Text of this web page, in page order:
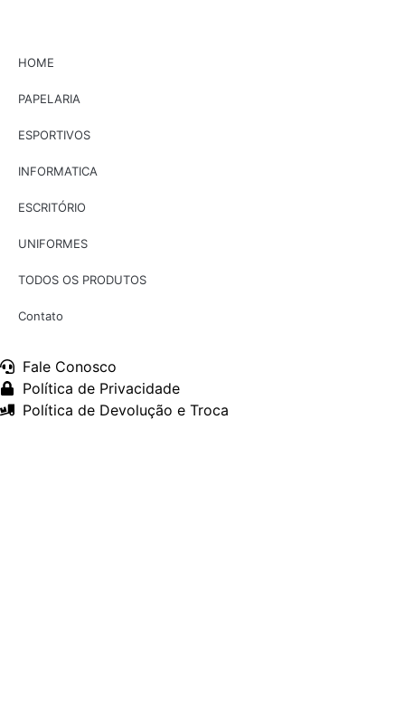
HOME
PAPELARIA
ESPORTIVOS
INFORMATICA
ESCRITÓRIO
UNIFORMES
TODOS OS PRODUTOS
Contato
Fale Conosco
Política de Privacidade
Política de Devolução e Troca